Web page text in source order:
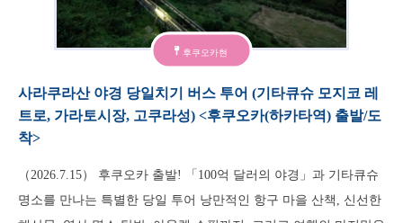
후쿠오카현
사라쿠라산 야경 당일치기 버스 투어 (기타큐슈 모지코 레
트로, 가라토시장, 고쿠라성) <후쿠오카(하카타역) 출발/도
착>
（2026.7.15） 후쿠오카 출발! 「100억 달러의 야경」과 기타큐슈
명소를 만나는 특별한 당일 투어 낭만적인 항구 마을 산책, 신선한